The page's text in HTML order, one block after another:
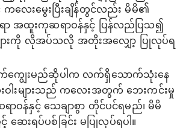
ကလေးမွေးပြီးချိန်တွင်လည်း မိမိ၏
အထူးကုဆရာဝန်နှင့် ပြန်လည်ပြသ၍
ျားကို လိုအပ်သလို အတိုးအလျှော့ ပြုလုပ်ရ
ကျွေးမည်ဆိုပါက လက်ရှိသောက်သုံးနေ
ဝါးများသည် ကလေးအတွက် ဘေးကင်းမှု
ာဝန်နှင့် သေချာစွာ တိုင်ပင်ရမည်၊ မိမိ
ဆေးရပ်ပစ်ခြင်း မပြုလုပ်ရပါ။